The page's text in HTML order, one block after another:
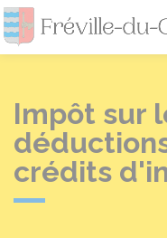
Impôt sur
crédits